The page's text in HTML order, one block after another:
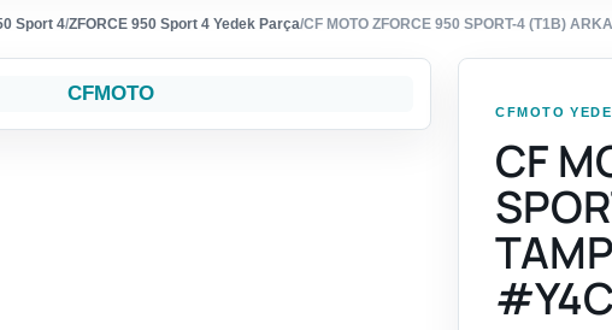
Sport 4/ZFORCE 950 Sport 4 Yedek Parça/CF MOTO ZFORCE 950 SPORT-4 (T1B)
CFMOTO
CFMOTO
CF